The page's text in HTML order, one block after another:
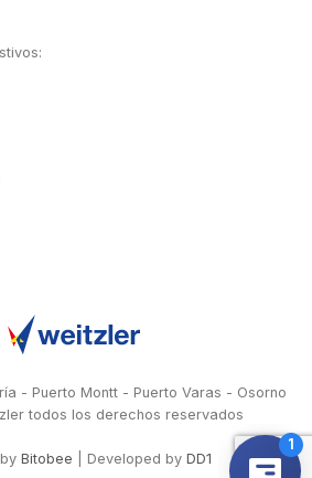
- Puerto Montt - Puerto Varas - Osorno
todos los derechos reservados
Bitobee | Developed by DD1